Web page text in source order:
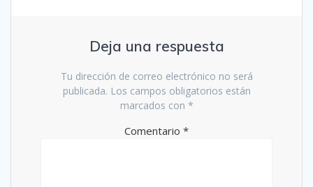
Deja una respuesta
Tu dirección de correo electrónico no será
publicada. Los campos obligatorios están
marcados con *
Comentario *